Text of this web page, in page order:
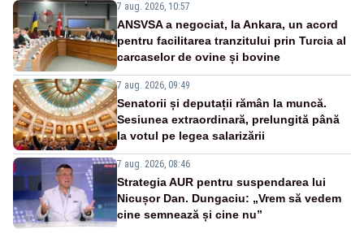
7 aug. 2026, 10:57
ANSVSA a negociat, la Ankara, un acord
pentru facilitarea tranzitului prin Turcia al
carcaselor de ovine și bovine
7 aug. 2026, 09:49
Senatorii și deputații rămân la muncă.
Sesiunea extraordinară, prelungită până
la votul pe legea salarizării
7 aug. 2026, 08:46
Strategia AUR pentru suspendarea lui
Nicușor Dan. Dungaciu: „Vrem să vedem
cine semnează și cine nu”